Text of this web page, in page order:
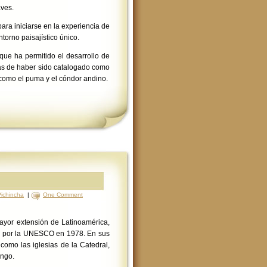
iniciarse en la experiencia de
paisajístico único.
ha permitido el desarrollo de
de haber sido catalogado como
el puma y el cóndor andino.
| One Comment
extensión de Latinoamérica,
la UNESCO en 1978. En sus
las iglesias de la Catedral,